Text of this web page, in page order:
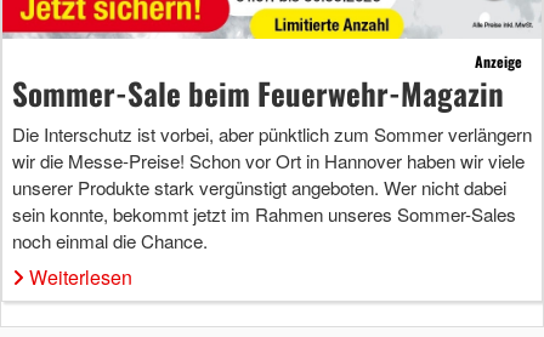
Anzeige
Sommer-Sale beim Feuerwehr-Magazin
Die Interschutz ist vorbei, aber pünktlich zum Sommer verlängern
wir die Messe-Preise! Schon vor Ort in Hannover haben wir viele
unserer Produkte stark vergünstigt angeboten. Wer nicht dabei
sein konnte, bekommt jetzt im Rahmen unseres Sommer-Sales
noch einmal die Chance.
Weiterlesen